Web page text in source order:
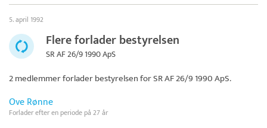
5. april 1992
Flere forlader bestyrelsen
SR AF 26/9 1990 ApS
2 medlemmer forlader bestyrelsen forSR AF 26/9 1990 ApS.
Ove Rønne
Forlader efter en periode på 27 år